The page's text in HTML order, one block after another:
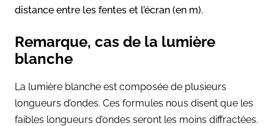
distance entre les fentes et l’écran (en m).
Remarque, cas de la lumière
blanche
La lumière blanche est composée de plusieurs
longueurs d’ondes. Ces formules nous disent que les
faibles longueurs d’ondes seront les moins diffractées.